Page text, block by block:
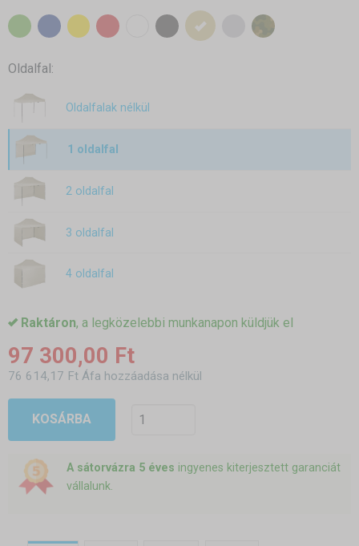
Oldalfal:
Oldalfalak nélkül
1 oldalfal
2 oldalfal
3 oldalfal
4 oldalfal
Raktáron, a legközelebbi munkanapon küldjük el
97 300,00 Ft
76 614,17 Ft Áfa hozzáadása nélkül
KOSÁRBA
A sátorvázra 5 éves ingyenes kiterjesztett garanciát
vállalunk.